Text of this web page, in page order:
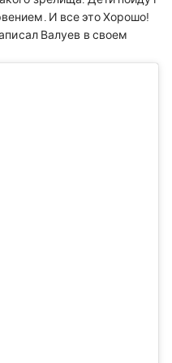
И все это Хорошо!
Валуев в своем